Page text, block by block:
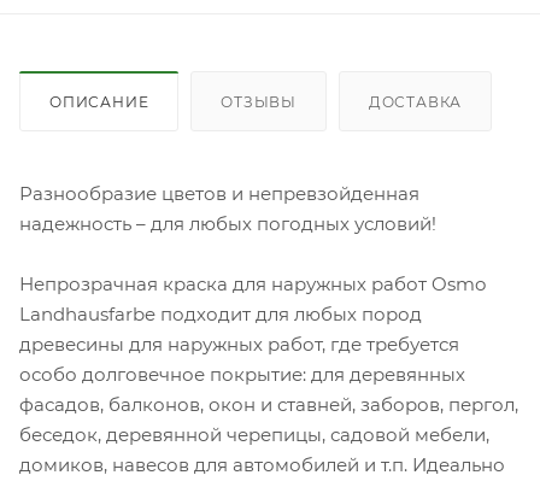
ОПИСАНИЕ ОТЗЫВЫ ДОСТАВКА
Разнообразие цветов и непревзойденная
надежность – для любых погодных условий!
Непрозрачная краска для наружных работ Osmo
Landhausfarbe подходит для любых пород
древесины для наружных работ, где требуется
особо долговечное покрытие: для деревянных
фасадов, балконов, окон и ставней, заборов, пергол,
беседок, деревянной черепицы, садовой мебели,
домиков, навесов для автомобилей и т.п. Идеально